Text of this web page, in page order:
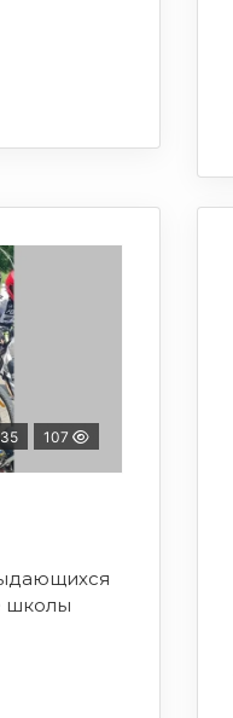
107
школы